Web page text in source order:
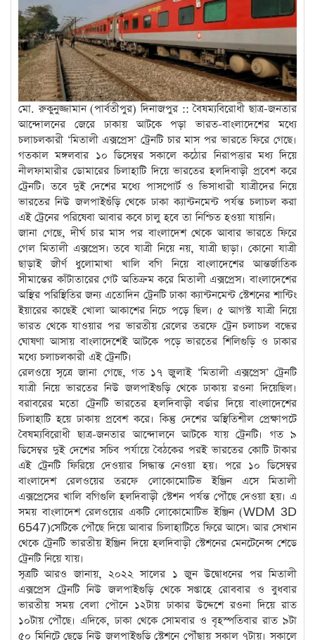
মো. রুকুনুজ্জামান (পার্বতীপুর) দিনাজপুর :: বৈষম্যবিরোধী ছাত্র-জনতার
আন্দোলনের জেরে ঢাকায় আটকে পড়া ভারত-বাংলাদেশের মধ্যে
চলাচলকারী ‘মিতালী এক্সপ্রেস’ ট্রেনটি চার মাস পর ভারতে ফিরে গেছে।
গতকাল মঙ্গলবার ১০ ডিসেম্বর সকালে কঠোর নিরাপত্তার মধ্য দিয়ে
নীলফামারীর ডোমারের চিলাহাটি দিয়ে ভারতের হলদিবাড়ী প্রবেশ করে
ট্রেনটি। তবে দুই দেশের মধ্যে পাসপোর্ট ও ভিসাধারী যাত্রীদের নিয়ে
ভারতের নিউ জলপাইগুঁড়ি থেকে ঢাকা ক্যান্টনমেন্ট পর্যন্ত চলাচল করা
এই ট্রেনের পরিষেবা আবার কবে চালু হবে তা নিশ্চিত হওয়া যায়নি।
জানা গেছে, দীর্ঘ চার মাস পর বাংলাদেশ থেকে আবার ভারতে ফিরে
গেল মিতালী এক্সপ্রেস। তবে যাত্রী নিয়ে নয়, যাত্রী ছাড়া। কোনো যাত্রী
ছাড়াই জীর্ণ ধুলোমাখা খালি বগি নিয়ে বাংলাদেশের আন্তর্জাতিক
সীমান্তের কাঁটাতারের গেট অতিক্রম করে মিতালী এক্সপ্রেস। বাংলাদেশের
অস্থির পরিস্থিতির জন্য এতোদিন ট্রেনটি ঢাকা ক্যান্টনমেন্ট স্টেশনের শান্টিং
ইয়ারের কাছেই খোলা আকাশের নিচে পড়ে ছিল। ৫ আগস্ট যাত্রী নিয়ে
ভারত থেকে যাওয়ার পর ভারতীয় রেলের তরফে ট্রেন চলাচল বন্ধের
ঘোষণা আসায় বাংলাদেশেই আটকে পড়ে ভারতের শিলিগুড়ি ও ঢাকার
মধ্যে চলাচলকারী এই ট্রেনটি।
রেলওয়ে সূত্রে জানা গেছে, গত ১৭ জুলাই ‘মিতালী এক্সপ্রেস’ ট্রেনটি
যাত্রী নিয়ে ভারতের নিউ জলপাইগুড়ি থেকে ঢাকায় রওনা দিয়েছিল।
বরাবরের মতো ট্রেনটি ভারতের হলদিবাড়ী বর্ডার দিয়ে বাংলাদেশের
চিলাহাটি হয়ে ঢাকায় প্রবেশ করে। কিন্তু দেশের অস্থিতিশীল প্রেক্ষাপটে
বৈষম্যবিরোধী ছাত্র-জনতার আন্দোলনে আটকে যায় ট্রেনটি। গত ৯
ডিসেম্বর দুই দেশের সচিব পর্যায়ে বৈঠকের পরই ভারতের কোটি টাকার
এই ট্রেনটি ফিরিয়ে দেওয়ার সিদ্ধান্ত নেওয়া হয়। পরে ১০ ডিসেম্বর
বাংলাদেশ রেলওয়ের তরফে লোকোমোটিভ ইঞ্জিন এসে মিতালী
এক্সপ্রেসের খালি বগিগুলি হলদিবাড়ী স্টেশন পর্যন্ত পৌঁছে দেওয়া হয়। এ
সময় বাংলাদেশ রেলওয়ের একটি লোকোমোটিভ ইঞ্জিন (WDM 3D
6547)সেটিকে পৌঁছে দিয়ে আবার চিলাহাটিতে ফিরে আসে। আর সেখান
থেকে ট্রেনটি ভারতীয় ইঞ্জিন দিয়ে হলদিবাড়ী স্টেশনের মেনটেনেন্স শেডে
ট্রেনটি নিয়ে যায়।
সূত্রটি আরও জানায়, ২০২২ সালের ১ জুন উদ্বোধনের পর মিতালী
এক্সপ্রেস ট্রেনটি নিউ জলপাইগুড়ি থেকে সপ্তাহে রোববার ও বুধবার
ভারতীয় সময় বেলা পৌনে ১২টায় ঢাকার উদ্দেশে রওনা দিয়ে রাত
১০টায় পৌঁছে। এদিকে, ঢাকা থেকে সোমবার ও বৃহস্পতিবার রাত ৯টা
৫০ মিনিটে ছেড়ে নিউ জলপাইগুড়ি স্টেশনে পৌঁছায় সকাল ৭টায়। সকালে